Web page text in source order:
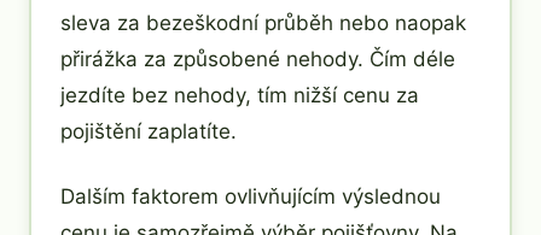
sleva za bezeškodní průběh nebo naopak
přirážka za způsobené nehody. Čím déle
jezdíte bez nehody, tím nižší cenu za
pojištění zaplatíte.
Dalším faktorem ovlivňujícím výslednou